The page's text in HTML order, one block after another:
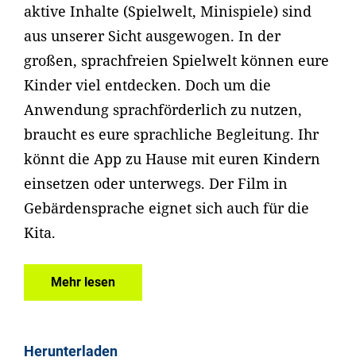
aktive Inhalte (Spielwelt, Minispiele) sind
aus unserer Sicht ausgewogen. In der
großen, sprachfreien Spielwelt können eure
Kinder viel entdecken. Doch um die
Anwendung sprachförderlich zu nutzen,
braucht es eure sprachliche Begleitung. Ihr
könnt die App zu Hause mit euren Kindern
einsetzen oder unterwegs. Der Film in
Gebärdensprache eignet sich auch für die
Kita.
Mehr lesen
Herunterladen